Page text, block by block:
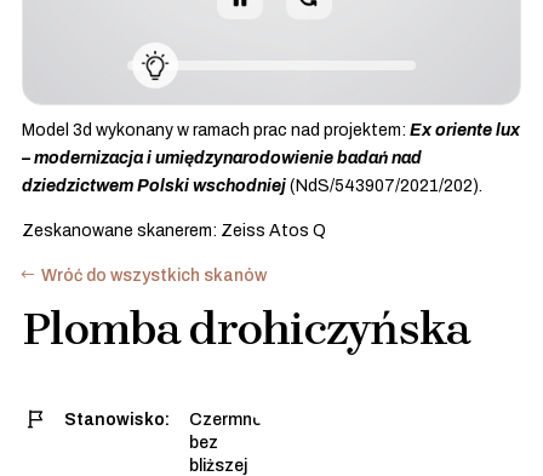
Model 3d wykonany w ramach prac nad projektem: Ex oriente lux
– modernizacja i umiędzynarodowienie badań nad
dziedzictwem Polski wschodniej (NdS/543907/2021/202).
Zeskanowane skanerem: Zeiss Atos Q
Wróć do wszystkich skanów
Plomba drohiczyńska
Stanowisko:
Czermno,
bez
bliższej